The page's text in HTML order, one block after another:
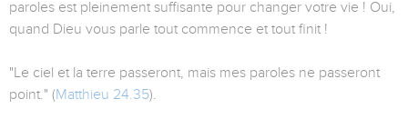
paroles est pleinement suffisante pour changer votre vie ! Oui,
quand Dieu vous parle tout commence et tout finit !
"Le ciel et la terre passeront, mais mes paroles ne passeront
point." (Matthieu 24.35).